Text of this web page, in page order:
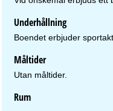
Underhållning
Boendet erbjuder
Måltider
Utan måltider.
Rum